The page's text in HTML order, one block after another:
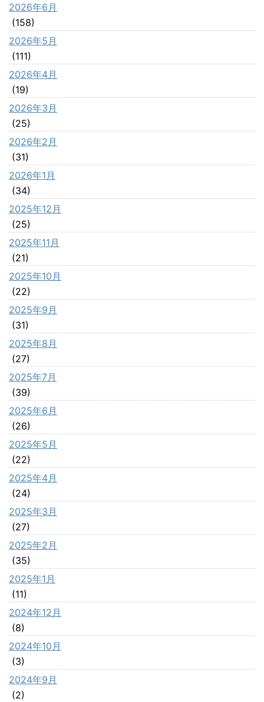
2026年6月
(158)
2026年5月
(111)
2026年4月
(19)
2026年3月
(25)
2026年2月
(31)
2026年1月
(34)
2025年12月
(25)
2025年11月
(21)
2025年10月
(22)
2025年9月
(31)
2025年8月
(27)
2025年7月
(39)
2025年6月
(26)
2025年5月
(22)
2025年4月
(24)
2025年3月
(27)
2025年2月
(35)
2025年1月
(11)
2024年12月
(8)
2024年10月
(3)
2024年9月
(2)